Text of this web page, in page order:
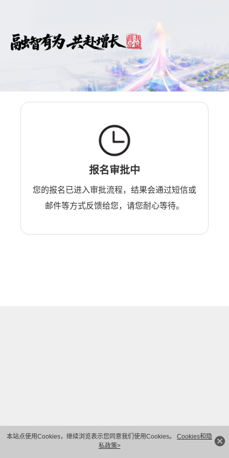
本站点使用Cookies，继续浏览表示您同意我们使用Cookies。 Cookies和隐
私政策>
报名审批中
您的报名已进入审批流程，结果会通过短信或
邮件等方式反馈给您，请您耐心等待。